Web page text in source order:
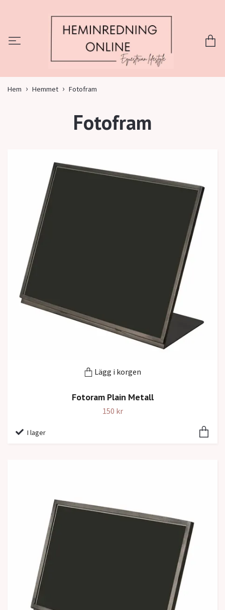
Hem Hemmet Fotofram
Fotofram
Lägg i korgen
Fotoram Plain Metall
150 kr
I lager